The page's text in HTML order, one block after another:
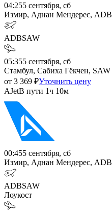
04:255 сентября, сб
Измир, Аднан Мендерес, ADB
ADBSAW
05:355 сентября, сб
Стамбул, Сабиха Гёкчен, SAW
от 3 369 ₽Уточнить цену
AJetВ пути 1ч 10м
00:455 сентября, сб
Измир, Аднан Мендерес, ADB
ADBSAW
Лоукост